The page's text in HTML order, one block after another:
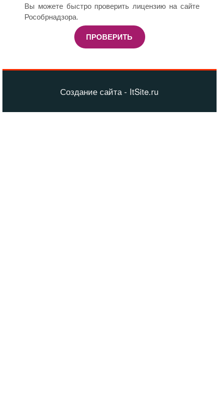
Вы можете быстро проверить лицензию на сайте
Рособрнадзора.
ПРОВЕРИТЬ
Создание сайта - ItSite.ru